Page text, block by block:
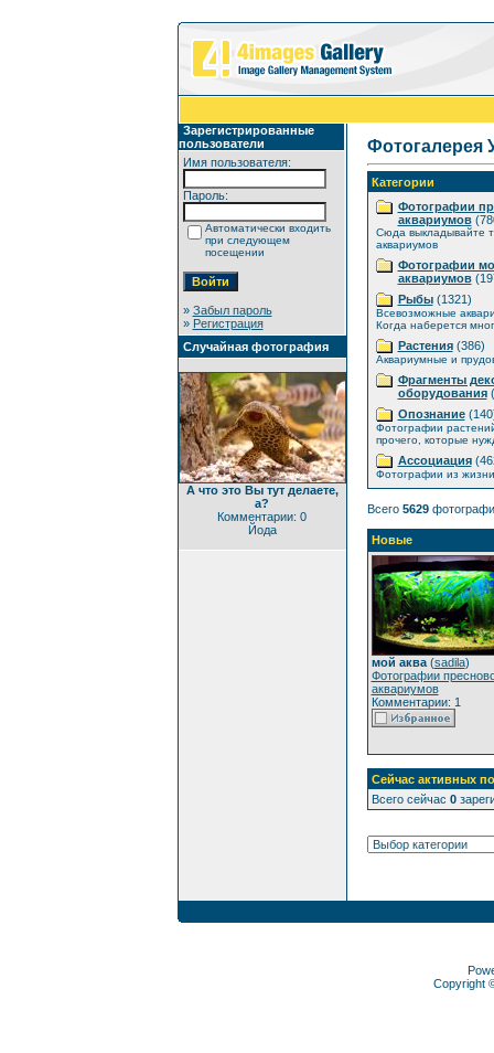
Зарегистрированные
пользователи
Имя пользователя:
Пароль:
Автоматически входить
при следующем
посещении
» Забыл пароль
» Регистрация
Случайная фотография
А что это Вы тут делаете,
а?
Комментарии: 0
Йода
Фотогалерея
Категории
Фотографии
аквариумов
Сюда выкладывайте
аквариумов
Фотографии
аквариумов
Рыбы(1321)
Всевозможные
Когда наберется
Растения(386)
Аквариумные и
Фрагменты
оборудования
Опознание
Фотографии
прочего, которые
Ассоциация
Фотографии из
Всего 5629
Новые
мой аква(sadila)
Фотографии
аквариумов
Комментарии: 1
Сейчас активных
Всего сейчас 0
Copyright